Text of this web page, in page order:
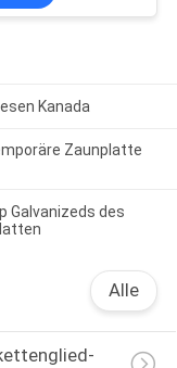
Kanada
Zaunplatte
Galvanizeds des
Alle